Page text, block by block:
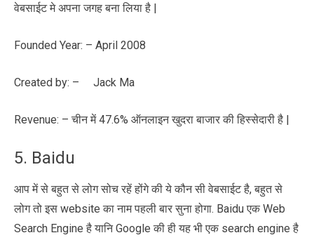
वेबसाईट मे अपना जगह बना लिया है |
Founded Year: – April 2008
Created by: – Jack Ma
Revenue: – चीन में 47.6% ऑनलाइन खुदरा बाजार की हिस्सेदारी है |
5. Baidu
आप में से बहुत से लोग सोच रहें होंगे की ये कौन सी वेबसाईट है, बहुत से
लोग तो इस website का नाम पहली बार सुना होगा. Baidu एक Web
Search Engine है यानि Google की ही यह भी एक search engine है